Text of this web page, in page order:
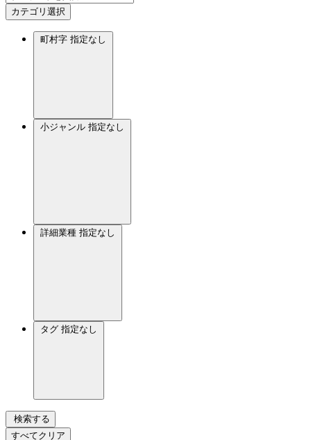
カテゴリ選択
町村字 指定なし
小ジャンル 指定なし
詳細業種 指定なし
タグ 指定なし
検索する
すべてクリア